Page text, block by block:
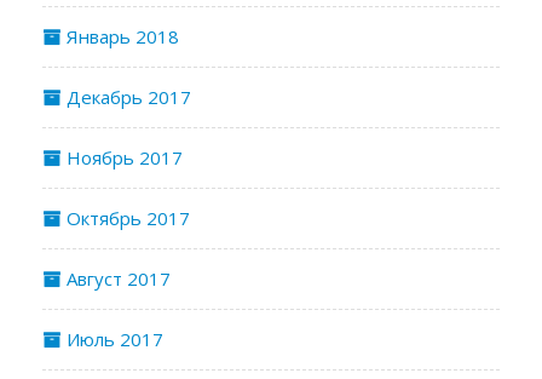
Январь 2018
Декабрь 2017
Ноябрь 2017
Октябрь 2017
Август 2017
Июль 2017